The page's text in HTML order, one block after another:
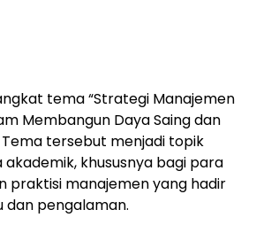
tema “Strategi Manajemen
Membangun Daya Saing dan
Tema tersebut menjadi topik
khususnya bagi para
praktisi manajemen yang hadir
dan pengalaman.